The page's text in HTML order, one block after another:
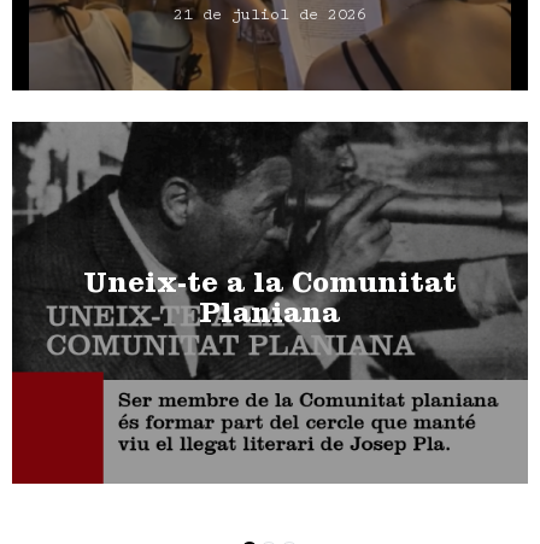
21 de juliol de 2026
Uneix-te a la Comunitat
Planiana